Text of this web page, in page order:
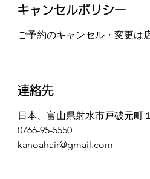
キャンセルポリシー
ご予約のキャンセル・変更は
連絡先
日本、富山県射水市戸破元町
0766-95-5550
kanoahair@gmail.com